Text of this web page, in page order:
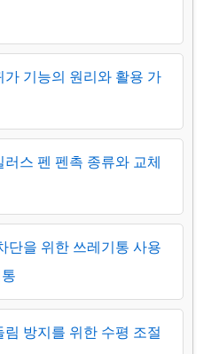
가 기능의 원리와 활용 가
스 펜 펜촉 종류와 교체
단을 위한 쓰레기통 사용
림 방지를 위한 수평 조절